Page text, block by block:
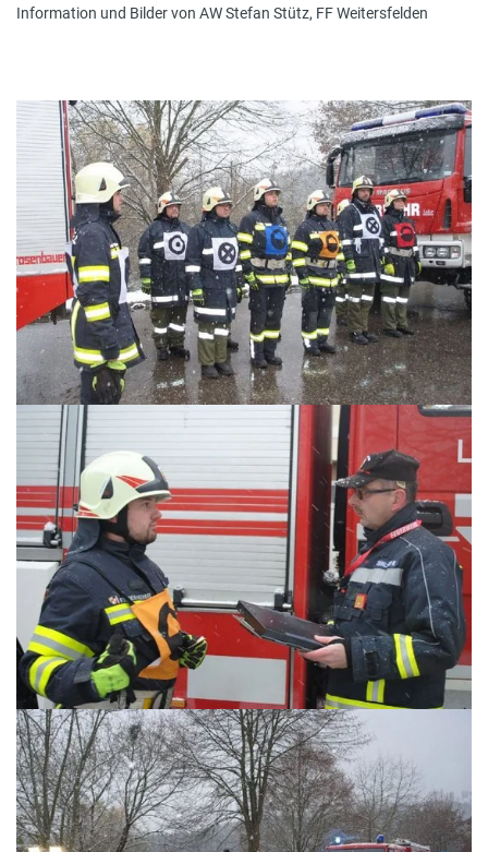
Information und Bilder von AW Stefan Stütz, FF Weitersfelden